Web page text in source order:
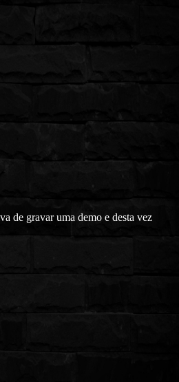
de gravar uma demo e desta vez